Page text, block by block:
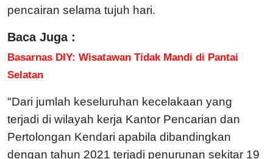
pencairan selama tujuh hari.
Baca Juga :
Basarnas DIY: Wisatawan Tidak Mandi di Pantai
Selatan
"Dari jumlah keseluruhan kecelakaan yang
terjadi di wilayah kerja Kantor Pencarian dan
Pertolongan Kendari apabila dibandingkan
dengan tahun 2021 terjadi penurunan sekitar 19